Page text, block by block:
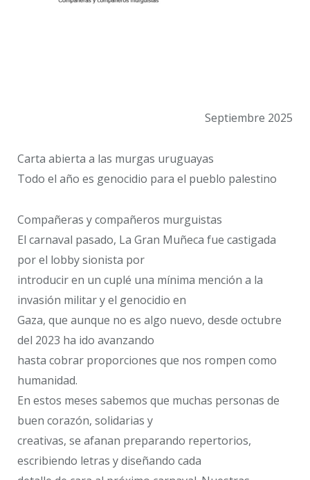
Septiembre 2025
Carta abierta a las murgas uruguayas
Todo el año es genocidio para el pueblo palestino
Compañeras y compañeros murguistas
El carnaval pasado, La Gran Muñeca fue castigada
por el lobby sionista por
introducir en un cuplé una mínima mención a la
invasión militar y el genocidio en
Gaza, que aunque no es algo nuevo, desde octubre
del 2023 ha ido avanzando
hasta cobrar proporciones que nos rompen como
humanidad.
En estos meses sabemos que muchas personas de
buen corazón, solidarias y
creativas, se afanan preparando repertorios,
escribiendo letras y diseñando cada